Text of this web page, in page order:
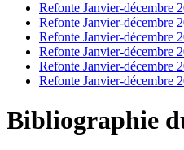
Refonte Janvier-décembre
Refonte Janvier-décembre
Refonte Janvier-décembre
Refonte Janvier-décembre
Refonte Janvier-décembre
Refonte Janvier-décembre
Bibliographie